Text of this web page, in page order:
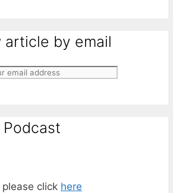
article by email
click here